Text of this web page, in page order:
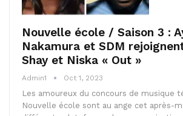
Nouvelle école / Saison 3 :
Nakamura et SDM
Shay et Niska « Out »
Admin1 Oct 1, 2023
Les amoureux du concours de musique
Nouvelle école sont au ange cet après-